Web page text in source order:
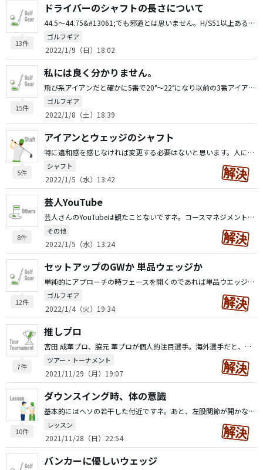
13件
ドライバーのシャフトの長さについて
44.5〜44.75&#13061;でも邪道とは思いません。H/S51以上あるのでしたら45.0〜46.0&#13061;で組んでいる方々より断然飛ぶでしょうし、ラウンド中のアゲに対しても飛距離の変化は、ほぼ無いんじゃないでしょうか。余談ですが、私は通常ツーフィンガー分短くグリップを握ります。これが意外とアゲンストの際にあまりかぜの影響はないように感じます。
ゴルフギア
2022/1/9（日）18:02
15件
私には良く分かりません。
飛び系アイアンだと確かに5番で20°〜22°になり以前の3番アイアンがセット(受注の場合もある)のロフトと同様になってきてます。 これは下の番手で「〇〇ヤード飛ばした」等、同伴競技者に対する優越感的ステータスなものもあります。私個人は、3番〜9番 PW 52°58°が基本構成になります。最近の飛び系アイアンは飛ばす事重視でスピンに重視されていないことにお気付きですか？これはコース自体ロング化になってきたことも原因だと個人的には思います。自己所有のアイアン7番で150yd(インプレスXフォージドツアーモデル'11)です。私的にはスピンが掛からないアイアンは嫌いです。〇番アイアンで〇〇yd飛ばしたというのは聞き流してます。上がってナンボのゴルフではないでしょうか。
ゴルフギア
2022/1/8（土）18:39
5件
アイアンとウェッジのシャフト
特に違和感を感じなければ変更する必要はないと思います。人によってはSWとして使用するウエッジのみシャフトをハーフインチ(もしくは1&#13061;)短くバランスをC9でと拘る人もいます。因みに私が使用しているウエッジもヤマハ(RMX)のウエッジ(52°、58°)はアイアンと同じMODUS3 105Sですし、ミズノ(T7)のウエッジ(50°、53°、59°)は115Sと125Sがささってます。アイアンにしろウエッジにしろ「これ」っていう答えはないと思います。現在“自分のベストセッティングはこれだ”と信じる事だと思います。
シャフト
2022/1/5（水）13:42
8件
芸人YouTube
芸人さんのYouTubeは観たことないですネ。コースマネジメントとしては参考になりそうな(クラブセティング等含めて)気はします。
その他
2022/1/5（水）13:24
12件
セットアップのGWか 単品ウェッジか
単純的にアプローチの時フェースを開くのであれば単品ウエッジの方がイイでしょうし、開かないのであればセット販売の物がイイと思います。私の場合、基本的に52/08と58/12の単品売りのウエッジ(ヤマハRMX)でコースにより50/07、53/10、59/09のウエッジ(ミズノT７)を使用しています。ウエッジは特に突き詰めたら泥沼化だと思います。高重心か低重心かでも好みが分かれる一つですしネ。
ゴルフギア
2022/1/4（火）19:34
7件
推しプロ
宮田 成華プロ、脇元 華プロが個人的注目選手。海外選手だと、ジョージア・ホールプロですかね。話は逸れますが、スイングのお手本にしているのがカリー・ウエブプロになります。
ツアー・トーナメント
2021/11/29（月）19:07
10件
ダウンスイング時、体の意識
基本的にはヘソの若干した付近ですネ。あと、左股関節が開かない様に心掛けます。
レッスン
2021/11/28（日）22:54
バンカーに優しいウェッジ